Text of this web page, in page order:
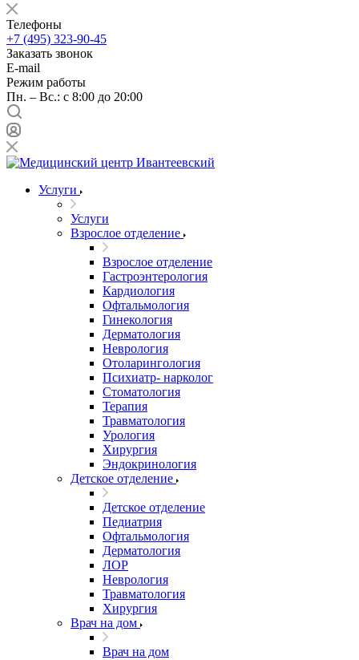
Телефоны
+7 (495) 323-90-45
Заказать звонок
E-mail
Режим работы
Пн. – Вс.: с 8:00 до 20:00
Услуги
Услуги
Взрослое отделение
Взрослое отделение
Гастроэнтерология
Кардиология
Офтальмология
Гинекология
Дерматология
Неврология
Отоларингология
Психиатр- нарколог
Стоматология
Терапия
Травматология
Урология
Хирургия
Эндокринология
Детское отделение
Детское отделение
Педиатрия
Офтальмология
Дерматология
ЛОР
Неврология
Травматология
Хирургия
Врач на дом
Врач на дом